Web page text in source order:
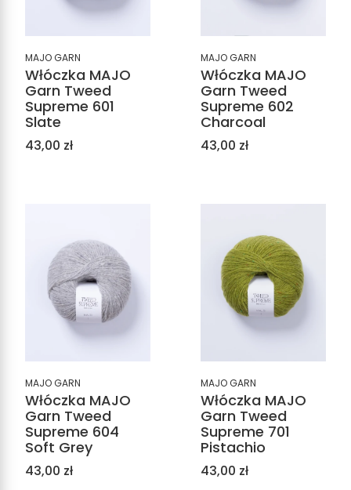
MAJO GARN
Włóczka MAJO
Garn Tweed
Supreme 601
Slate
Cena
43,00 zł
MAJO GARN
Włóczka MAJO
Garn Tweed
Supreme 602
Charcoal
Cena
43,00 zł
MAJO GARN
Włóczka MAJO
Garn Tweed
Supreme 604
Soft Grey
Cena
43,00 zł
MAJO GARN
Włóczka MAJO
Garn Tweed
Supreme 701
Pistachio
Cena
43,00 zł